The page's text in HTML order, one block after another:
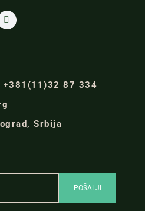
87 334
Srbija